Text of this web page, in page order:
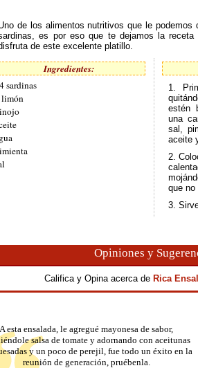
de los alimentos nutritivos que le podemos
es por eso que te dejamos la
de este excelente platillo.
Ingredientes:
sardinas
limón
1.
estén
una
sal,
aceite
2.
que no
3.
Opiniones y
Califica y Opina acerca de Rica
A esta ensalada, le agregué mayonesa de sabor,
salsa de tomate y adornando con aceitunas
y un poco de perejil, fue todo un éxito en la
reunión de generación, pruébenla.